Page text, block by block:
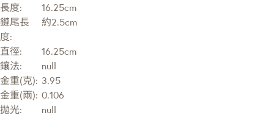
長度:
16.25cm
鏈尾長
度:
約2.5cm
直徑:
16.25cm
鑲法:
null
金重(克): 3.95
金重(兩): 0.106
拋光:
null